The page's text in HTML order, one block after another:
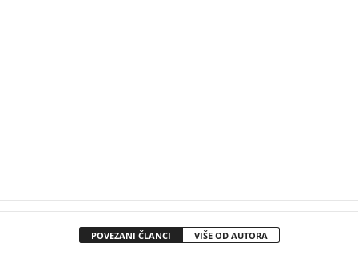
POVEZANI ČLANCI VIŠE OD AUTORA